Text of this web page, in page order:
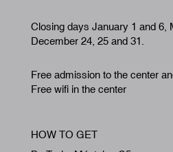
Closing days January 1 and 6,
December 24, 25 and 31.
Free admission to the center
Free wifi in the center
HOW TO GET